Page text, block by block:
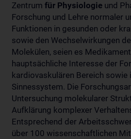
Zentrum für Physiologie und
Forschung und Lehre normaler
Funktionen in gesunden oder
sowie den Wechselwirkungen
Molekülen, seien es
hauptsächliche Interesse der
kardiovaskulären Bereich sowie
Sinnessystem. Die
Untersuchung molekularer
Aufklärung komplexer
Entsprechend der
über 100 wissenschaftlichen